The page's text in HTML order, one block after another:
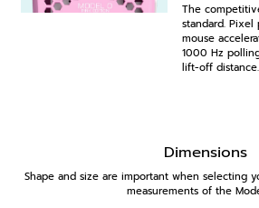
The
standard.
mouse
1000 Hz
lift-off distance.
Dimensions
Shape and size are important when selecting
measurements of the